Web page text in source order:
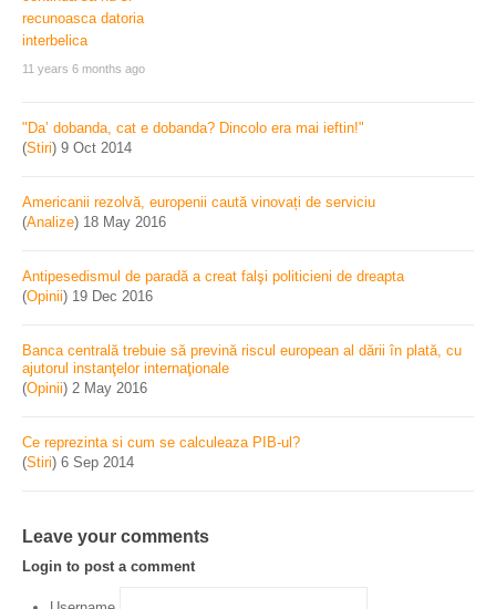
11 years 6 months ago
"Da’ dobanda, cat e dobanda? Dincolo era mai ieftin!"
(Stiri) 9 Oct 2014
Americanii rezolvă, europenii caută vinovați de serviciu
(Analize) 18 May 2016
Antipesedismul de paradă a creat falşi politicieni de dreapta
(Opinii) 19 Dec 2016
Banca centrală trebuie să prevină riscul european al dării în plată, cu
ajutorul instanţelor internaţionale
(Opinii) 2 May 2016
Ce reprezinta si cum se calculeaza PIB-ul?
(Stiri) 6 Sep 2014
Leave your comments
Login to post a comment